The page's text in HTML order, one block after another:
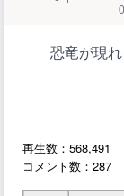
恐竜が現
再生数：568,491
コメント数：287